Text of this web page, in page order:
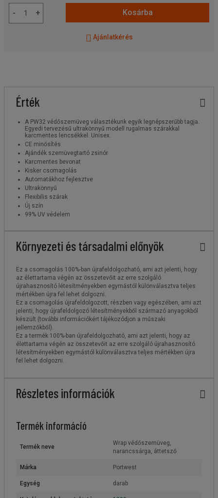
-
+ Kosárba
Ajánlatkérés
Érték
A PW32 védőszemüveg választékunk egyik legnépszerűbb tagja.
Egyedi tervezésű ultrakönnyű modell rugalmas szárakkal
karcmentes lencsékkel. Unisex.
CE minősítés
Ajándék szemüvegtartó zsinór
Karcmentes bevonat
Kisker csomagolás
Automatákhoz fejlesztve
Ultrakönnyű
Flexibilis szárak
Új szín
99% UV védelem
Környezeti és társadalmi előnyök
Ez a csomagolás 100%-ban újrafeldolgozható, ami azt jelenti, hogy
az élettartama végén az összetevőit az erre szolgáló
újrahasznosító létesítményekben egymástól különválasztva teljes
mértékben újra fel lehet dolgozni.
Ez a csomagolás újrafeldolgozott, részben vagy egészében, ami azt
jelenti, hogy újrafeldolgozó létesítményekből származó anyagokból
készült (további információkért tájékozódjon a műszaki
jellemzőkből).
Ez a termék 100%-ban újrafeldolgozható, ami azt jelenti, hogy az
élettartama végén az összetevőit az erre szolgáló újrahasznosító
létesítményekben egymástól különválasztva teljes mértékben újra
fel lehet dolgozni.
Részletes információk
Termék információ
Termék neve
Wrap védőszemüveg,
narancssárga, áttetsző
Márka Portwest
Egység darab